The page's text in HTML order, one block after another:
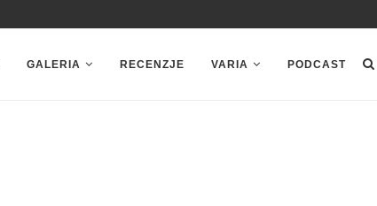
GALERIA RECENZJE VARIA PODCAST